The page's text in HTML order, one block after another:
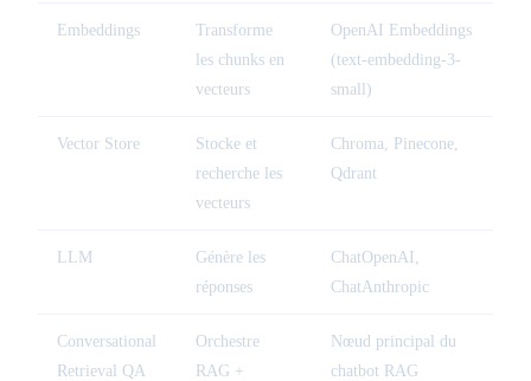
Embeddings
Transforme
les chunks en
vecteurs
OpenAI Embeddings
(text-embedding-3-
small)
Vector Store
Stocke et
recherche les
vecteurs
Chroma, Pinecone,
Qdrant
LLM
Génère les
réponses
ChatOpenAI,
ChatAnthropic
Conversational
Retrieval QA
Orchestre
RAG +
Nœud principal du
chatbot RAG